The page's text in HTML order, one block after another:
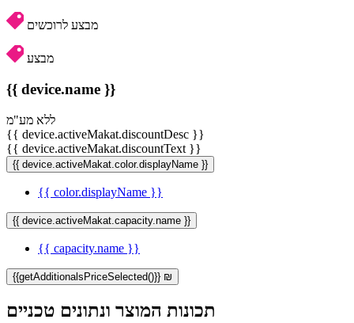
מבצע לרוכשים
מבצע
{{ device.name }}
ללא מע"מ
{{ device.activeMakat.discountDesc }}
{{ device.activeMakat.discountText }}
{{ device.activeMakat.color.displayName }}
{{ color.displayName }}
{{ device.activeMakat.capacity.name }}
{{ capacity.name }}
{{getAdditionalsPriceSelected()}} ₪
תכונות המוצר ונתונים טכניים